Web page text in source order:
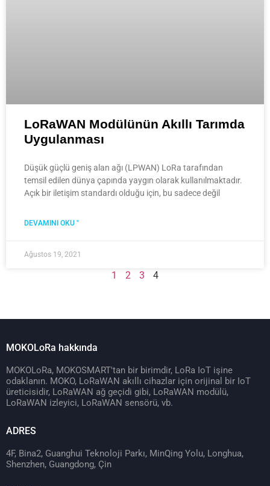
LoRaWAN Modülünün Akıllı Tarımda
Uygulanması
Düşük güçlü geniş alan ağı (LPWAN) LoRa tarafından
temsil edilen dünya çapında yaygın olarak kullanılmaktadır.
Açık bir iletişim standardı olduğu için, bu sadece değil
DEVAMINI OKU "
Ağustos 19, 2021
1 2 3 4
MOKOLoRa hakkında
MOKOLoRa, MOKOSMART'tan bir birimdir, LoRa IoT işine
odaklanın. MOKO, LoRaWAN akıllı cihazlar için orijinal bir IoT
üreticisidir, LoRaWAN ağ geçidi gibi, LoRaWAN modülü,
LoRaWAN izleyici, LoRaWAN sensörü, vb.
ADRES
4F, Bina2, Guanghui Teknoloji Parkı, MinQing Yolu, Longhua,
Shenzhen, Guangdong, Çin